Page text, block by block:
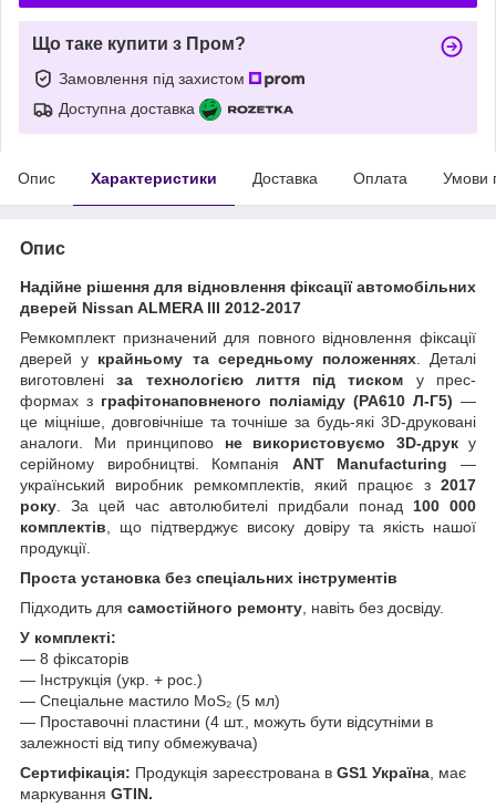
Що таке купити з Пром?
Замовлення під захистом
Доступна доставка
Опис Характеристики Доставка Оплата Умови
Опис
Надійне рішення для відновлення фіксації автомобільних
дверей Nissan ALMERA III 2012-2017
Ремкомплект призначений для повного відновлення фіксації
дверей у крайньому та середньому положеннях. Деталі
виготовленіза технологією лиття під тиском у прес-
формах з графітонаповненого поліаміду (PA610 Л-Г5) —
це міцніше, довговічніше та точніше за будь-які 3D-друковані
аналоги. Ми принципово не використовуємо 3D-друку
серійному виробництві. Компанія ANT Manufacturing —
український виробник ремкомплектів, який працює з 2017
року . За цей час автолюбителі придбали понад 100 000
комплектів , що підтверджує високу довіру та якість нашої
продукції.
Проста установка без спеціальних інструментів
Підходить для самостійного ремонту , навіть без досвіду.
У комплекті:
— 8 фіксаторів
— Інструкція (укр. + рос.)
— Спеціальне мастило MoS₂ (5 мл)
— Проставочні пластини (4 шт., можуть бути відсутніми в
залежності від типу обмежувача)
Сертифікація: Продукція зареєстрована в GS1 Україна , має
маркування GTIN.